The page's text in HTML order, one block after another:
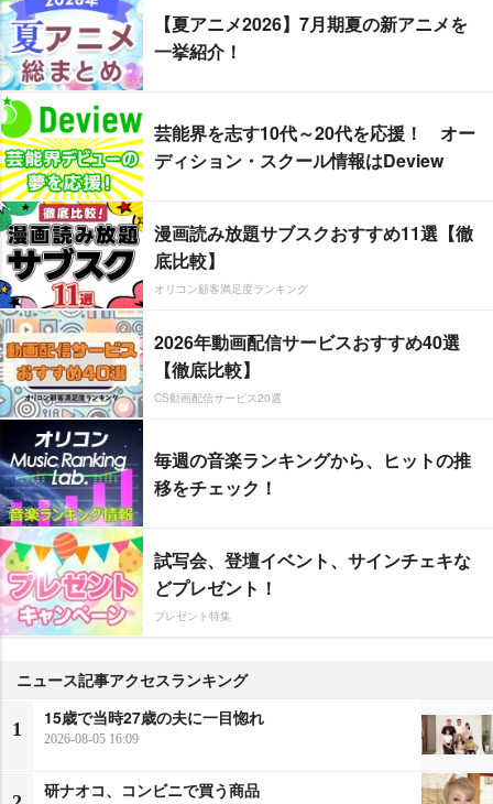
【夏アニメ2026】7月期夏の新アニメを
一挙紹介！
芸能界を志す10代～20代を応援！ オー
ディション・スクール情報はDeview
漫画読み放題サブスクおすすめ11選【徹
底比較】
オリコン顧客満足度ランキング
2026年動画配信サービスおすすめ40選
【徹底比較】
CS動画配信サービス20選
毎週の音楽ランキングから、ヒットの推
移をチェック！
試写会、登壇イベント、サインチェキな
どプレゼント！
プレゼント特集
ニュース記事アクセスランキング
1
15歳で当時27歳の夫に一目惚れ
2026-08-05 16:09
研ナオコ、コンビニで買う商品